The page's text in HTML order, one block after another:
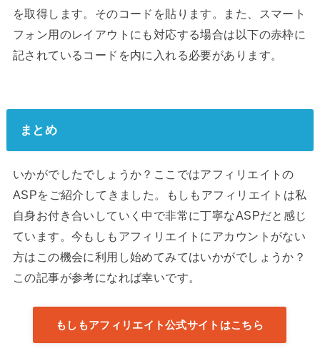
を取得します。そのコードを貼ります。また、スマート
フォン用のレイアウトにも対応する場合は以下の赤枠に
記されているコードを内に入れる必要があります。
まとめ
いかがでしたでしょうか？ここではアフィリエイトの
ASPをご紹介してきました。もしもアフィリエイトは私
自身お付き合いしていく中で非常に丁寧なASPだと感じ
ています。今もしもアフィリエイトにアカウントがない
方はこの機会に利用し始めてみてはいかがでしょうか？
この記事が参考になれば幸いです。
もしもアフィリエイト公式サイトはこちら